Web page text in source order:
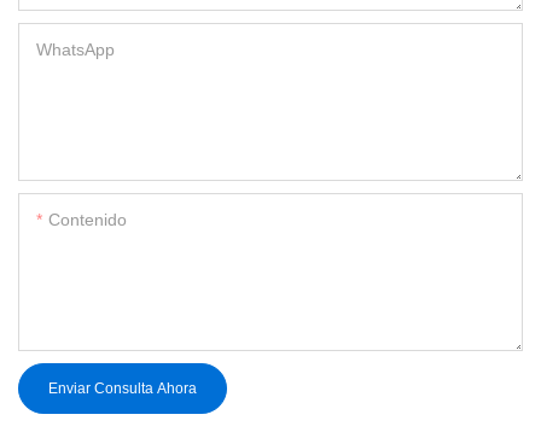
WhatsApp
Contenido
Enviar Consulta Ahora